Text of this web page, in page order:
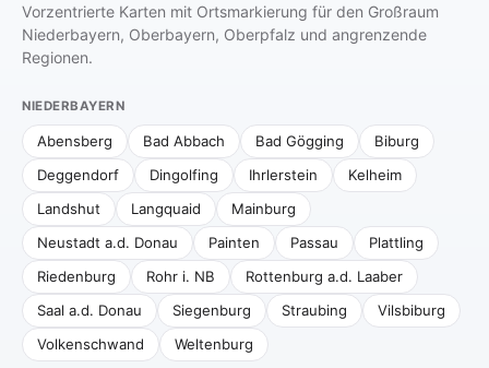
Vorzentrierte Karten mit Ortsmarkierung für den Großraum
Niederbayern, Oberbayern, Oberpfalz und angrenzende
Regionen.
NIEDERBAYERN
Abensberg Bad Abbach Bad Gögging
Biburg
Deggendorf
Dingolfing Ihrlerstein
Kelheim
Landshut
Langquaid
Mainburg
Neustadt a.d. Donau
Painten Passau
Plattling
Riedenburg
Rohr i. NB
Rottenburg a.d. Laaber
Saal a.d. Donau
Siegenburg Straubing
Vilsbiburg
Volkenschwand
Weltenburg